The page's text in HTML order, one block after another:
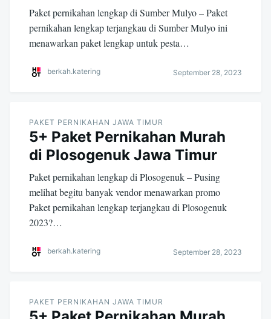
Paket pernikahan lengkap di Sumber Mulyo – Paket
pernikahan lengkap terjangkau di Sumber Mulyo ini
menawarkan paket lengkap untuk pesta…
berkah.katering September 28, 2023
PAKET PERNIKAHAN JAWA TIMUR
5+ Paket Pernikahan Murah
di Plosogenuk Jawa Timur
Paket pernikahan lengkap di Plosogenuk – Pusing
melihat begitu banyak vendor menawarkan promo
Paket pernikahan lengkap terjangkau di Plosogenuk
2023?…
berkah.katering September 28, 2023
PAKET PERNIKAHAN JAWA TIMUR